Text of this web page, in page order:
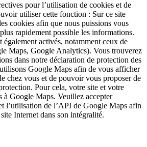
pour l’utilisation de cookies et de
utiliser cette fonction : Sur ce site
cookies afin que nous puissions vous
rapidement possible les informations.
également activés, notamment ceux de
Maps, Google Analytics). Vous trouverez
dans notre déclaration de protection des
Google Maps afin de vous afficher
chez vous et de pouvoir vous proposer de
Pour cela, votre site et votre
à Google Maps. Veuillez accepter
l’utilisation de l’API de Google Maps afin
Internet dans son intégralité.